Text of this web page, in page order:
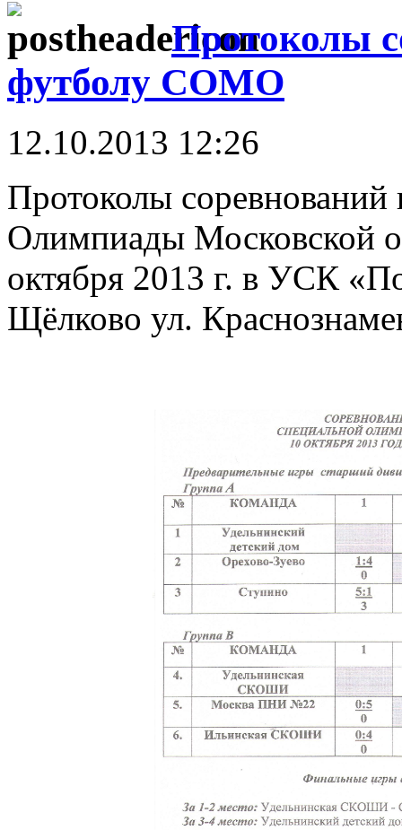
Протоколы
футболу СОМО
12.10.2013 12:26
Протоколы
Олимпиады Московской
октября 2013 г. в УСК
Щёлково ул.